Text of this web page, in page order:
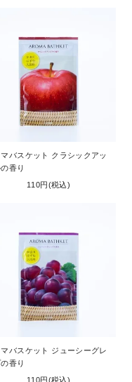
マバスケット クラシックアッ
香り
110円(税込)
マバスケット ジューシーグレ
香り
110円(税込)